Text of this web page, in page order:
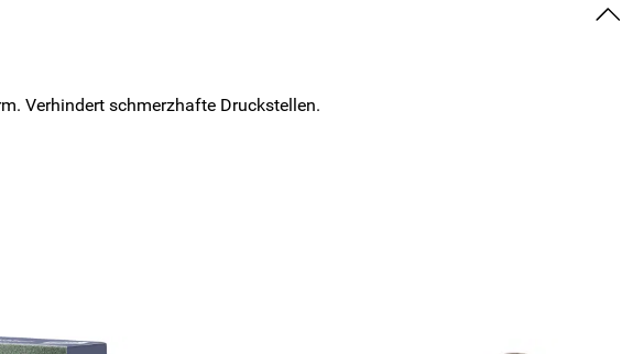
Verhindert schmerzhafte Druckstellen.